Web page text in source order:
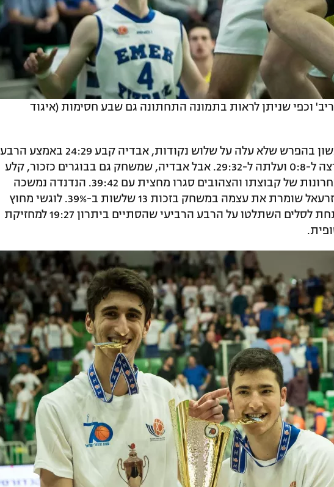
צ'אצ'אשווילי. 20 נק', 12 ריב' וכפי שניתן לראות בתמונה התחתונה גם שבע חסימות (איגוד
מכבי הוליכה ברבע הראשון בהפרש שלא עלה על שלוש נקודות, אבדיה קבע 24:29 באמצע הרבע
השני אבל עמק יזרעאל רצה ל-0:8 ועלתה ל-29:32. אבל אבדיה, שמשחק גם בבוגרים כזכור, קלע
שש מתשע הנקודות האחרונות של קבוצתו והצהובים סגרו מחצית עם 39:42. הנדנדה נמשכה
ברבע השלישי כשעמק יזרעאל שומרת את עצמה במשחק בזכות 13 שלשות ב-39%. לוגשי מחוץ
לקשת וצ'אצ'אשווילי מתחת לסלים השתלטו על הרבע הרביעי שהסתיים ביתרון 19:27 למחזיקת